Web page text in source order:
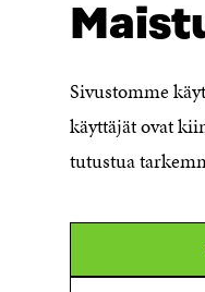
Sivustomme
käyttäjät ovat
tutustua
Dataskydd